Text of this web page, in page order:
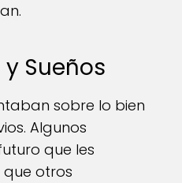
Sueños
sobre lo bien
Algunos
que les
otros